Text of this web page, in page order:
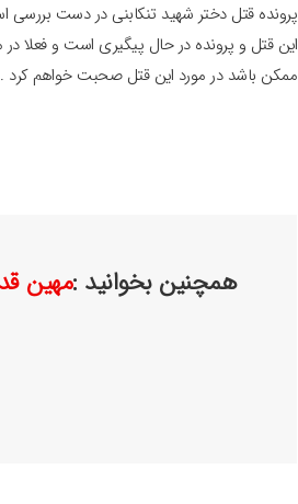
پرونده قتل دختر شهید تنکابنی در دست بررسی
این قتل و پرونده در حال پیگیری است و فعلا
ممکن باشد در مورد این قتل صحبت خواهم کرد .
همچنین بخوانید :مهین